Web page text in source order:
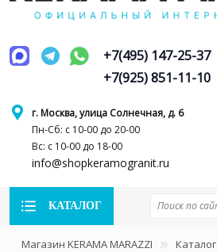
г. Москва, улица Солнечная, д. 6
Пн-Сб: с 10-00 до 20-00
Вс: с 10-00 до 18-00
info@shopkeramogranit.ru
+7(495) 147-25-37
+7(925) 851-11-10
КАТАЛОГ
Магазин KERAMA MARAZZI Каталог